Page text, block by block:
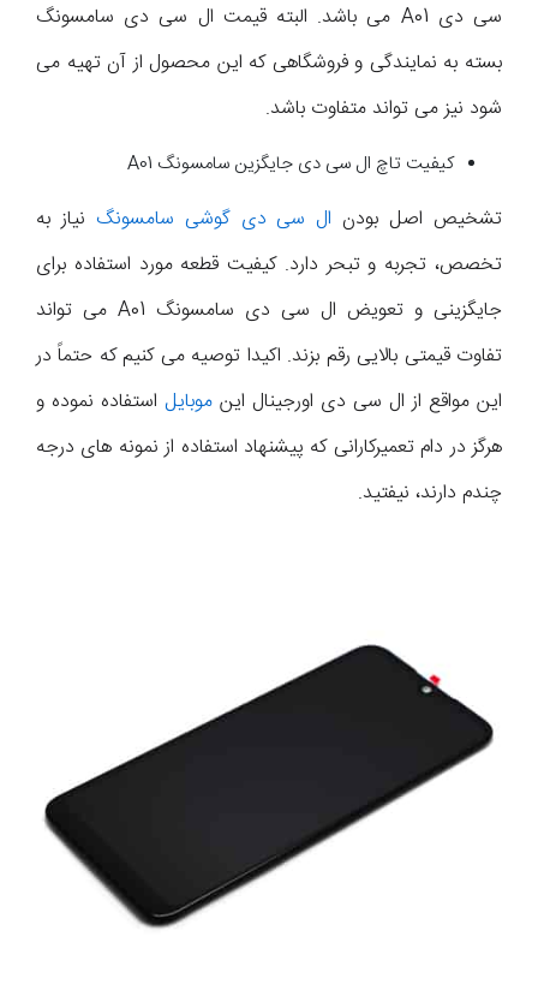
سی دی A01 می باشد. البته قیمت ال سی دی سامسونگ
بسته به نمایندگی و فروشگاهی که این محصول از آن تهیه می
شود نیز می تواند متفاوت باشد.
کیفیت تاچ ال سی دی جایگزین سامسونگ A01
تشخیص اصل بودن ال سی دی گوشی سامسونگ نیاز به
تخصص، تجربه و تبحر دارد. کیفیت قطعه مورد استفاده برای
جایگزینی و تعویض ال سی دی سامسونگ A01 می تواند
تفاوت قیمتی بالایی رقم بزند. اکیدا توصیه می کنیم که حتماً در
این مواقع از ال سی دی اورجینال این موبایل استفاده نموده و
هرگز در دام تعمیرکارانی که پیشنهاد استفاده از نمونه های درجه
چندم دارند، نیفتید.